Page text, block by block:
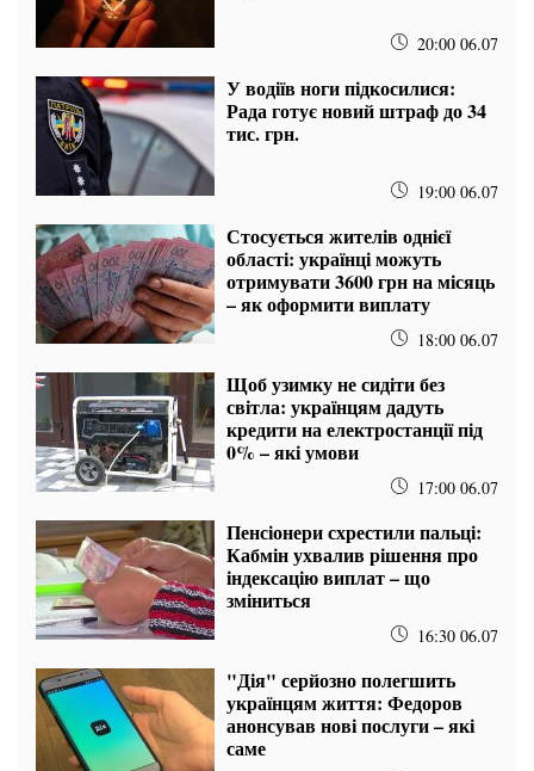
20:00 06.07
У водіїв ноги підкосилися:
Рада готує новий штраф до 34
тис. грн.
19:00 06.07
Стосується жителів однієї
області: українці можуть
отримувати 3600 грн на місяць
– як оформити виплату
18:00 06.07
Щоб узимку не сидіти без
світла: українцям дадуть
кредити на електростанції під
0% – які умови
17:00 06.07
Пенсіонери схрестили пальці:
Кабмін ухвалив рішення про
індексацію виплат – що
зміниться
16:30 06.07
"Дія" серйозно полегшить
українцям життя: Федоров
анонсував нові послуги – які
саме